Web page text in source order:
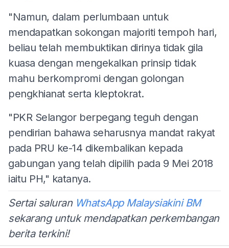
"Namun, dalam perlumbaan untuk
mendapatkan sokongan majoriti tempoh hari,
beliau telah membuktikan dirinya tidak gila
kuasa dengan mengekalkan prinsip tidak
mahu berkompromi dengan golongan
pengkhianat serta kleptokrat.
"PKR Selangor berpegang teguh dengan
pendirian bahawa seharusnya mandat rakyat
pada PRU ke-14 dikembalikan kepada
gabungan yang telah dipilih pada 9 Mei 2018
iaitu PH," katanya.
Sertai saluran WhatsApp Malaysiakini BM
sekarang untuk mendapatkan perkembangan
berita terkini!